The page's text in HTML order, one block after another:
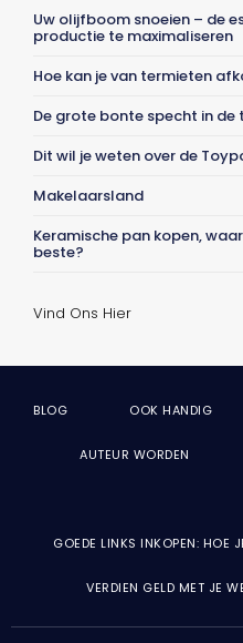
Uw olijfboom snoeien – de
productie te maximaliseren
Hoe kan je van termieten
De grote bonte specht in de
Dit wil je weten over de
Makelaarsland
Keramische pan kopen,
beste?
Vind Ons Hier
BLOG OOK HANDIG
AUTEUR WORDEN
GOEDE LINKS INKOPEN: HOE
VERDIEN GELD MET JE